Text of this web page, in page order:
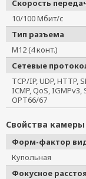
VPort P06-1MP-M12-
VPort P06-1MP-M12-
VPort 06-2L80M-CT
VPort P06-1MP-M12-
VPort 06-2L80M-CT-T
VPort P06-1MP-M12-
VPort P06-2L36M-CT
VPort P06-1MP-M12-
VPort P06-1MP-M12-
VPort P06-2L36M-CT-T
VPort P06-1MP-M12-
VPort P06-1MP-M12-
Скорость
10/100 Мбит/с
Тип разъема
M12 (4 конт.)
Сетевые
TCP/IP, UDP, HTTP,
ICMP, QoS, IGMPv3,
OPT66/67
Свойства камеры
Форм-фактор
Купольная
Фокусное